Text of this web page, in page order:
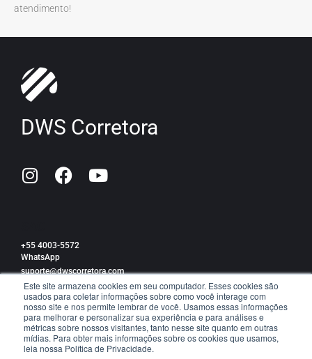
Este site armazena cookies em seu computador. Esses cookies são
usados para coletar informações sobre como você interage com
nosso site e nos permite lembrar de você. Usamos essas informações
para melhorar e personalizar sua experiência e para análises e
métricas sobre nossos visitantes, tanto nesse site quanto em outras
mídias. Para obter mais informações sobre os cookies que usamos,
leia nossa Política de Privacidade.
atendimento!
DWS Corretora
+55 4003-5572
WhatsApp
suporte@dwscorretora.com
Política de privacidade
TRABALHE CONOSCO